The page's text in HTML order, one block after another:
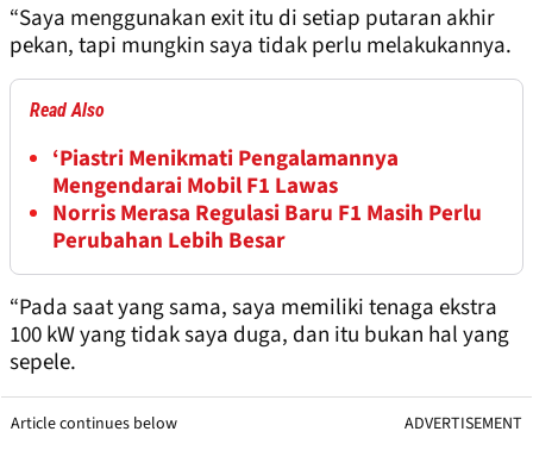
“Saya menggunakan exit itu di setiap putaran akhir
pekan, tapi mungkin saya tidak perlu melakukannya.
Read Also
‘Piastri Menikmati Pengalamannya
Mengendarai Mobil F1 Lawas
Norris Merasa Regulasi Baru F1 Masih Perlu
Perubahan Lebih Besar
“Pada saat yang sama, saya memiliki tenaga ekstra
100 kW yang tidak saya duga, dan itu bukan hal yang
sepele.
Article continues below ADVERTISEMENT